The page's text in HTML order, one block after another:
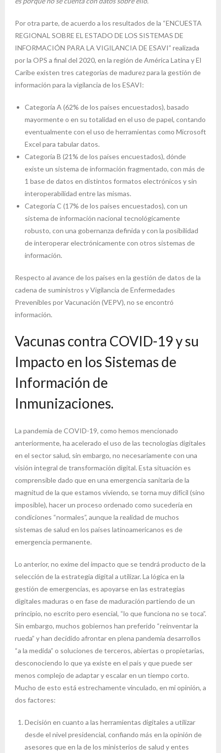
Por otra parte, de acuerdo a los resultados de la “ENCUESTA
REGIONAL SOBRE EL ESTADO DE LOS SISTEMAS DE
INFORMACIÓN PARA LA VIGILANCIA DE ESAVI” realizada
por la OPS a final del 2020, en la región de América Latina y El
Caribe existen tres categorías de madurez para la gestión de
información para la vigilancia de los ESAVI:
Categoría A (62% de los países encuestados), basado
mayormente o en su totalidad en el uso de papel, contando
eventualmente con el uso de herramientas como Microsoft
Excel para tabular datos.
Categoría B (21% de los países encuestados), dónde
existe un sistema de información fragmentado, con más de
1 base de datos en distintos formatos electrónicos y sin
interoperabilidad entre las mismas.
Categoría C (17% de los países encuestados), con un
sistema de información nacional tecnológicamente
robusto, con una gobernanza definida y con la posibilidad
de interoperar electrónicamente con otros sistemas de
información.
Respecto al avance de los países en la gestión de datos de la
cadena de suministros y Vigilancia de Enfermedades
Prevenibles por Vacunación (VEPV), no se encontró
información.
Vacunas contra COVID-19 y su
Impacto en los Sistemas de
Información de
Inmunizaciones.
La pandemia de COVID-19, como hemos mencionado
anteriormente, ha acelerado el uso de las tecnologías digitales
en el sector salud, sin embargo, no necesariamente con una
visión integral de transformación digital. Esta situación es
comprensible dado que en una emergencia sanitaria de la
magnitud de la que estamos viviendo, se torna muy difícil (sino
imposible), hacer un proceso ordenado como sucedería en
condiciones “normales”, aunque la realidad de muchos
sistemas de salud en los países latinoamericanos es de
emergencia permanente.
Lo anterior, no exime del impacto que se tendrá producto de la
selección de la estrategia digital a utilizar. La lógica en la
gestión de emergencias, es apoyarse en las estrategias
digitales maduras o en fase de maduración partiendo de un
principio, no escrito pero esencial, “lo que funciona no se toca”.
Sin embargo, muchos gobiernos han preferido “reinventar la
rueda” y han decidido afrontar en plena pandemia desarrollos
“a la medida” o soluciones de terceros, abiertas o propietarias,
desconociendo lo que ya existe en el país y que puede ser
menos complejo de adaptar y escalar en un tiempo corto.
Mucho de esto está estrechamente vinculado, en mi opinión, a
dos factores:
Decisión en cuanto a las herramientas digitales a utilizar
desde el nivel presidencial, confiando más en la opinión de
asesores que en la de los ministerios de salud y entes